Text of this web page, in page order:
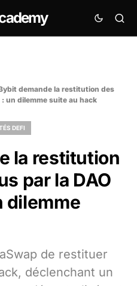
demande la restitution des
un dilemme suite au hack
DEFI
la restitution
par la DAO
dilemme
de restituer
déclenchant un